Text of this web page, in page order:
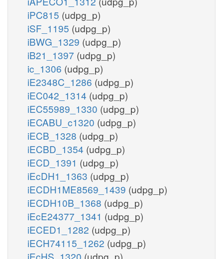
iPC815 (udpg_p)
iSF_1195 (udpg_p)
iBWG_1329 (udpg_p)
iB21_1397 (udpg_p)
ic_1306 (udpg_p)
iE2348C_1286 (udpg_p)
iEC042_1314 (udpg_p)
iEC55989_1330 (udpg_p)
iECABU_c1320 (udpg_p)
iECB_1328 (udpg_p)
iECBD_1354 (udpg_p)
iECD_1391 (udpg_p)
iEcDH1_1363 (udpg_p)
iECDH1ME8569_1439 (udpg_p)
iECDH10B_1368 (udpg_p)
iEcE24377_1341 (udpg_p)
iECED1_1282 (udpg_p)
iECH74115_1262 (udpg_p)
iEcHS_1320 (udpg_p)